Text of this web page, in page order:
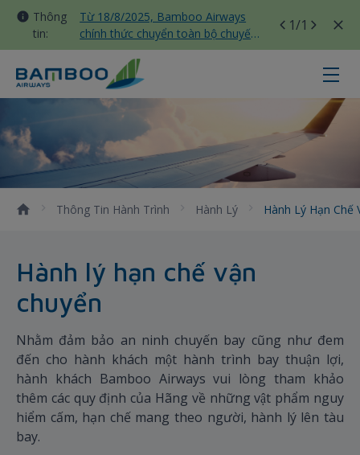
Thông
tin:
Từ 18/8/2025, Bamboo Airways
chính thức chuyển toàn bộ chuyến
bay nội địa sang nhà ga T3 Tân
Sơn Nhất
1/1
Hành lý hạn chế vận chuyển -
Thông Tin Hành Trình Hành Lý Hành Lý Hạn Chế
Hành lý hạn chế vận
chuyển
Nhằm đảm bảo an ninh chuyến bay cũng như đem
đến cho hành khách một hành trình bay thuận lợi,
hành khách Bamboo Airways vui lòng tham khảo
thêm các quy định của Hãng về những vật phẩm nguy
hiểm cấm, hạn chế mang theo người, hành lý lên tàu
bay.